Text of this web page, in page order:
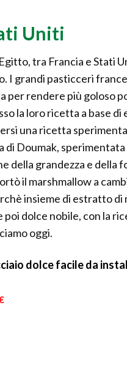
Uniti
tra Francia e Stati
I grandi pasticceri
rendere più goloso
la loro ricetta a base di
una ricetta
Doumak, sperimentata
della grandezza e della
il marshmallow a
insieme di estratto di
dolce nobile, con la
oggi.
dolce facile da